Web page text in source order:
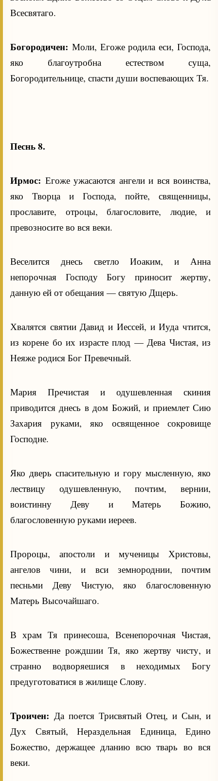
Всесвятаго.
Богородичен: Моли, Егоже родила еси, Господа,
яко благоутробна естеством суща,
Богородительнице, спасти души воспевающих Тя.
Песнь 8.
Ирмос: Егоже ужасаются ангели и вся воинства,
яко Творца и Господа, пойте, священницы,
прославите, отроцы, благословите, людие, и
превозносите во вся веки.
Веселится днесь светло Иоаким, и Анна
непорочная Господу Богу приносит жертву,
данную ей от обещания — святую Дщерь.
Хвалятся святии Давид и Иессей, и Иуда чтится,
из корене бо их израсте плод — Дева Чистая, из
Неяже родися Бог Превечный.
Мария Пречистая и одушевленная скиния
приводится днесь в дом Божий, и приемлет Сию
Захария руками, яко освященное сокровище
Господне.
Яко дверь спасительную и гору мысленную, яко
лествицу одушевленную, почтим, вернии,
воистинну Деву и Матерь Божию,
благословенную руками иереев.
Пророцы, апостоли и мученицы Христовы,
ангелов чини, и вси земнороднии, почтим
песньми Деву Чистую, яко благословенную
Матерь Высочайшаго.
В храм Тя принесоша, Всенепорочная Чистая,
Божественне рождшии Тя, яко жертву чисту, и
странно водворяешися в неходимых Богу
предуготоватися в жилище Слову.
Троичен: Да поется Трисвятый Отец, и Сын, и
Дух Святый, Нераздельная Единица, Едино
Божество, держащее дланию всю тварь во вся
веки.